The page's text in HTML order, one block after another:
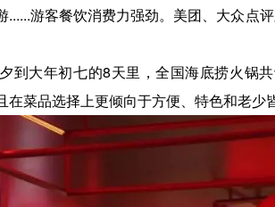
......游客餐饮消费力强劲。美团、大众点
到大年初七的8天里，全国海底捞火锅
菜品选择上更倾向于方便、特色和老少